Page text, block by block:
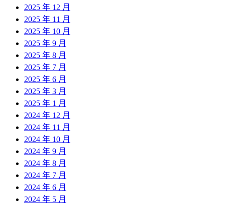
2025 年 12 月
2025 年 11 月
2025 年 10 月
2025 年 9 月
2025 年 8 月
2025 年 7 月
2025 年 6 月
2025 年 3 月
2025 年 1 月
2024 年 12 月
2024 年 11 月
2024 年 10 月
2024 年 9 月
2024 年 8 月
2024 年 7 月
2024 年 6 月
2024 年 5 月